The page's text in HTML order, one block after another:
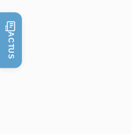
ACTUS